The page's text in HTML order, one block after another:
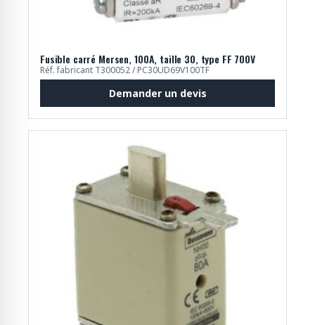
Fusible carré Mersen, 100A, taille 30, type FF 700V
Réf. fabricant T300052 / PC30UD69V100TF
Demander un devis